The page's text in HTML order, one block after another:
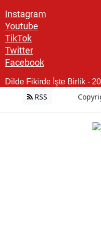
Instagram
Youtube
TikTok
Twitter
Facebook
Dilde Fikirde İşte Birlik -
RSS